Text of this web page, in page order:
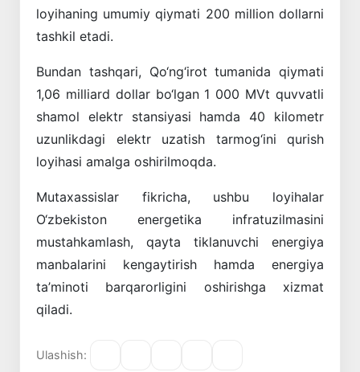
loyihaning umumiy qiymati 200 million dollarni
tashkil etadi.
Bundan tashqari, Qo‘ng‘irot tumanida qiymati
1,06 milliard dollar bo‘lgan 1 000 MVt quvvatli
shamol elektr stansiyasi hamda 40 kilometr
uzunlikdagi elektr uzatish tarmog‘ini qurish
loyihasi amalga oshirilmoqda.
Mutaxassislar fikricha, ushbu loyihalar
O‘zbekiston energetika infratuzilmasini
mustahkamlash, qayta tiklanuvchi energiya
manbalarini kengaytirish hamda energiya
ta’minoti barqarorligini oshirishga xizmat
qiladi.
Ulashish: